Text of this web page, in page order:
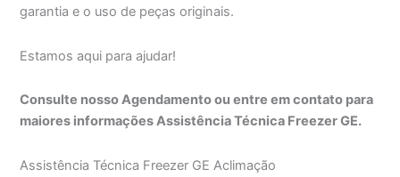
garantia e o uso de peças originais.
Estamos aqui para ajudar!
Consulte nosso Agendamento ou entre em contato para
maiores informações Assistência Técnica Freezer GE.
Assistência Técnica Freezer GE Aclimação